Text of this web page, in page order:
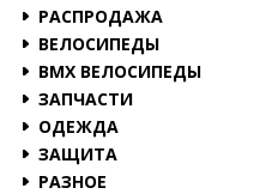
РАСПРОДАЖА
ВЕЛОСИПЕДЫ
BMX ВЕЛОСИПЕДЫ
ЗАПЧАСТИ
ОДЕЖДА
ЗАЩИТА
РАЗНОЕ